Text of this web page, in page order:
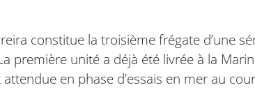
constitue la troisième frégate d’une
première unité a déjà été livrée à la
en phase d’essais en mer au